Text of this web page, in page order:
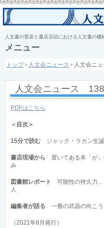
人文書の普及と書店店頭における人文書の棚
メニュー
ン
ン
へ
トップ › 人文会ニュース › 人文会ニ
人文会ニュース
PDFはこちら
＜目次＞
15分で読む ジャック・ラカン生
書店現場から 置いてある本「が
み
図書館レポート
可能性の持久力
人
編集者が語る 一冊の武器の向こ
（2021年8月発行）